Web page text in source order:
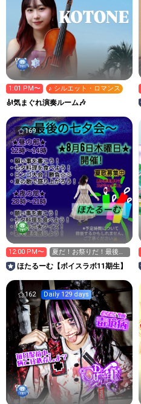
1:01 PM〜 ♪ シルエット・ロマンス
🎻気まぐれ演奏ルーム🎶
169
12:00 PM〜
夏だ！お祭りだ！最後の
七夕会始まるよ〜💚
ほたるーむ【ボイスラボ11期生】
162 Daily 129 days